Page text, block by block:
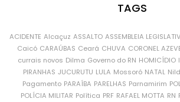
TAGS
ACIDENTE Alcaçuz ASSALTO ASSEMBLEIA
Caicó CARAÚBAS Ceará CHUVA CORONEL
currais novos Dilma Governo do RN HOMICÍDIO
PIRANHAS JUCURUTU LULA Mossoró NATAL
Pagamento PARAÍBA PARELHAS Parnamirim
POLÍCIA MILITAR Política PRF RAFAEL MOTTA RN